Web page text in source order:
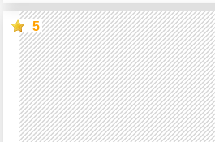
5